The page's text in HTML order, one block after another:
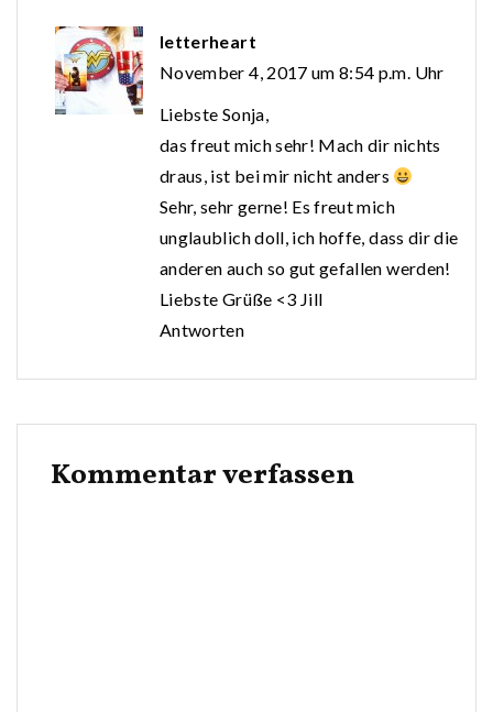
letterheart
November 4, 2017 um 8:54 p.m. Uhr
Liebste Sonja,
das freut mich sehr! Mach dir nichts
draus, ist bei mir nicht anders
Sehr, sehr gerne! Es freut mich
unglaublich doll, ich hoffe, dass dir die
anderen auch so gut gefallen werden!
Liebste Grüße <3 Jill
Antworten
Kommentar verfassen